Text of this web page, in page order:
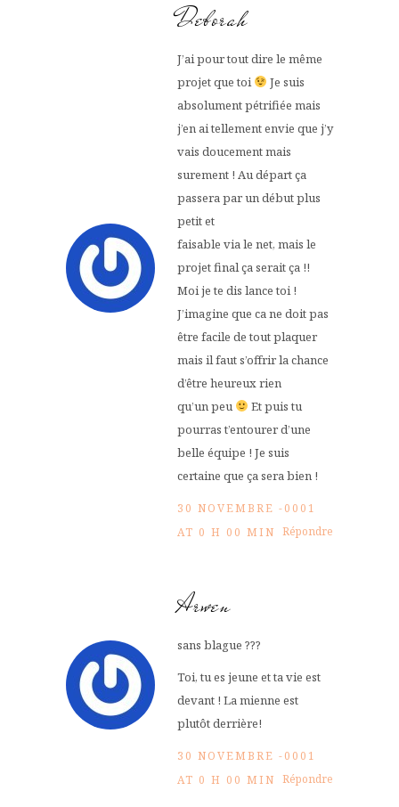
Deborah
J’ai pour tout dire le même
projet que toi
Je suis
absolument pétrifiée mais
j’en ai tellement envie que j’y
vais doucement mais
surement ! Au départ ça
passera par un début plus
petit et
faisable via le net, mais le
projet final ça serait ça !!
Moi je te dis lance toi !
J’imagine que ca ne doit pas
être facile de tout plaquer
mais il faut s’offrir la chance
d’être heureux rien
qu’un peu
Et puis tu
pourras t’entourer d’une
belle équipe ! Je suis
certaine que ça sera bien !
30 NOVEMBRE -0001
AT 0 H 00 MIN Répondre
Arwen
sans blague ???
Toi, tu es jeune et ta vie est
devant ! La mienne est
plutôt derrière!
30 NOVEMBRE -0001
AT 0 H 00 MIN Répondre